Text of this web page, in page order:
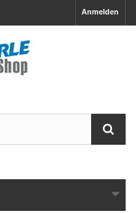
Anmelden